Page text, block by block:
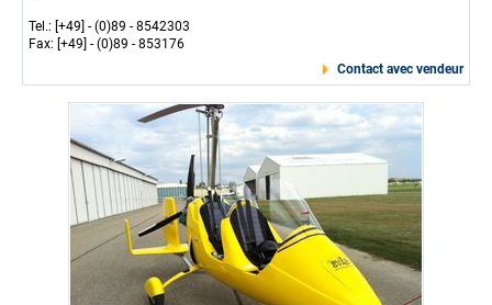
Tel.: [+49] - (0)89 - 8542303
Fax: [+49] - (0)89 - 853176
Contact avec vendeur